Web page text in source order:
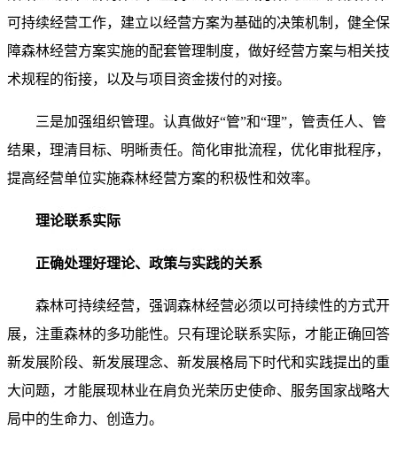
可持续经营工作，建立以经营方案为基础的决策机制，健全保
障森林经营方案实施的配套管理制度，做好经营方案与相关技
术规程的衔接，以及与项目资金拨付的对接。
三是加强组织管理。认真做好“管”和“理”，管责任人、管
结果，理清目标、明晰责任。简化审批流程，优化审批程序，
提高经营单位实施森林经营方案的积极性和效率。
理论联系实际
正确处理好理论、政策与实践的关系
森林可持续经营，强调森林经营必须以可持续性的方式开
展，注重森林的多功能性。只有理论联系实际，才能正确回答
新发展阶段、新发展理念、新发展格局下时代和实践提出的重
大问题，才能展现林业在肩负光荣历史使命、服务国家战略大
局中的生命力、创造力。